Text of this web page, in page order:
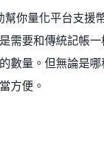
幫你量化平台支援
需要和傳統記帳一
數量。但無論是哪
方便。